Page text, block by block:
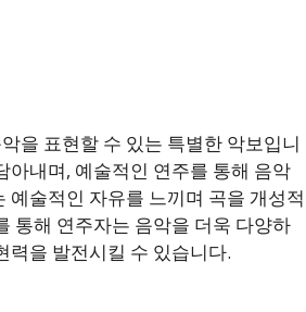
을 표현할 수 있는 특별한 악보입니
아내며, 예술적인 연주를 통해 음악
술적인 자유를 느끼며 곡을 개성적
통해 연주자는 음악을 더욱 다양하
력을 발전시킬 수 있습니다.